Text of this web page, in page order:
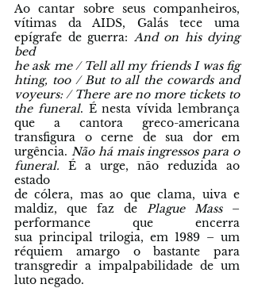
Ao cantar sobre seus companheiros,
vítimas da AIDS, Galás tece uma
epígrafe de guerra: And on his dying
bed
he ask me / Tell all my friends I was fig
hting, too / But to all the cowards and
voyeurs: / There are no more tickets to
the funeral. É nesta vívida lembrança
que a cantora greco-americana
transfigura o cerne de sua dor em
urgência. Não há mais ingressos para o
funeral. É a urge, não reduzida ao
estado
de cólera, mas ao que clama, uiva e
maldiz, que faz de Plague Mass –
performance que encerra
sua principal trilogia, em 1989 – um
réquiem amargo o bastante para
transgredir a impalpabilidade de um
luto negado.